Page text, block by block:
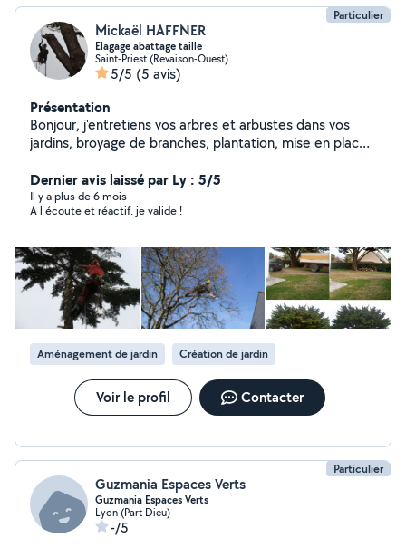
Particulier
Mickaël HAFFNER
Elagage abattage taille
Saint-Priest (Revaison-Ouest)
5/5 (5 avis)
Présentation
Bonjour, j'entretiens vos arbres et arbustes dans vos
jardins, broyage de branches, plantation, mise en place
Dernier avis laissé par Ly : 5/5
Il y a plus de 6 mois
A l écoute et réactif. je valide !
Aménagement de jardin Création de jardin
Voir le profil Contacter
Particulier
Guzmania Espaces Verts
Guzmania Espaces Verts
Lyon (Part Dieu)
-/5